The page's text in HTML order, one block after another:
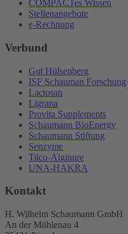
COMPACTes Wissen
Stellenangebote
e-Rechnung
Verbund
Gut Hülsenberg
ISF Schauman Forschung
Lactosan
Ligrana
Provita Supplements
Schaumann BioEnergy
Schaumann Stiftung
Senzyme
Tilco-Alginure
UNA-HAKRA
Kontakt
H. Wilhelm Schaumann GmbH
An der Mühlenau 4